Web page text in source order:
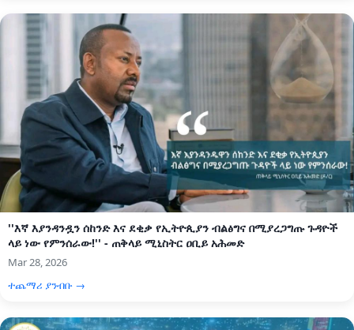
''እኛ እያንዳንዷን ሰከንድ እና ደቂቃ የኢትዮጲያን ብልፅግና በሚያረጋግጡ ጉዳዮች
ላይ ነው የምንሰራው!'' - ጠቅላይ ሚኒስትር ዐቢይ አሕመድ
Mar 28, 2026
ተጨማሪ ያንብቡ →